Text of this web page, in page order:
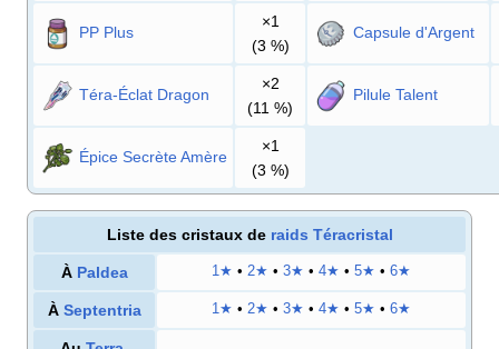
PP Plus
×1
(3 %)
Capsule d'Argent
Téra-Éclat Dragon
×2
(11 %)
Pilule Talent
Épice Secrète Amère
×1
(3 %)
Liste des cristaux de raids Téracristal
À Paldea 1★ • 2★ • 3★ • 4★ • 5★ • 6★
À Septentria 1★ • 2★ • 3★ • 4★ • 5★ • 6★